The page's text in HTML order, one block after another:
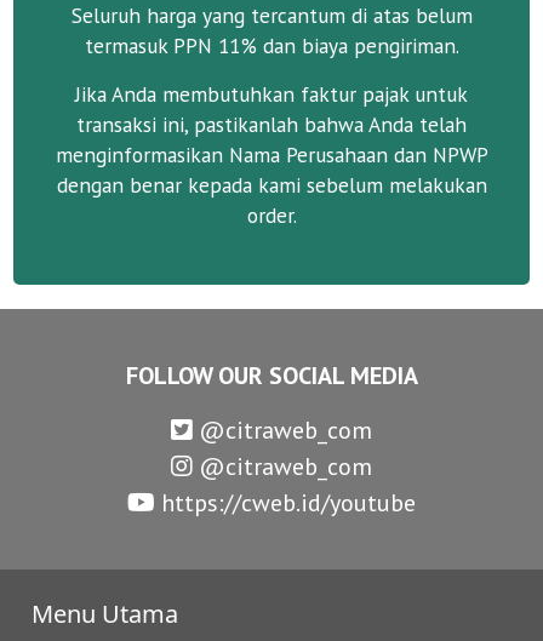
Seluruh harga yang tercantum di atas belum
termasuk PPN 11% dan biaya pengiriman.
Jika Anda membutuhkan faktur pajak untuk
transaksi ini, pastikanlah bahwa Anda telah
menginformasikan Nama Perusahaan dan NPWP
dengan benar kepada kami sebelum melakukan
order.
FOLLOW OUR SOCIAL MEDIA
@citraweb_com
@citraweb_com
https://cweb.id/youtube
Menu Utama